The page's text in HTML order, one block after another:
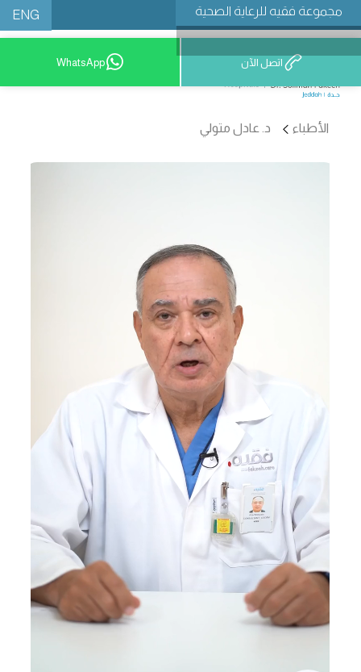
مجموعة فقيه للرعاية الصحية ENG
9200 12777 اتصل الآن WhatsApp
الأطباء د. عادل متولي